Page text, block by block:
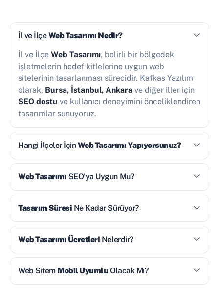
İl ve İlçeWeb Tasarımı Nedir?
İl ve İlçe Web Tasarımı, belirli bir bölgedeki
işletmelerin hedef kitlelerine uygun web
sitelerinin tasarlanması sürecidir. Kafkas Yazılım
olarak, Bursa, İstanbul, Ankara ve diğer iller için
SEO dostu ve kullanıcı deneyimini önceliklendiren
tasarımlar sunuyoruz.
Hangi İlçeler İçinWeb Tasarımı Yapıyorsunuz?
Web Tasarımı SEO'ya Uygun Mu?
Tasarım Süresi Ne Kadar Sürüyor?
Web Tasarımı Ücretleri Nelerdir?
Web Sitem Mobil Uyumlu Olacak Mı?